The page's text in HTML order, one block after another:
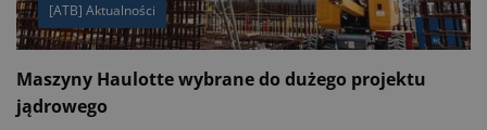
[ATB] Aktualności
Maszyny Haulotte wybrane do dużego projektu
jądrowego